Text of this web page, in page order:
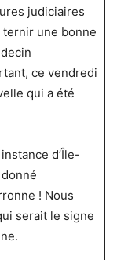
judiciaires
ternir une bonne
ce vendredi
qui a été
d’Île-
! Nous
serait le signe